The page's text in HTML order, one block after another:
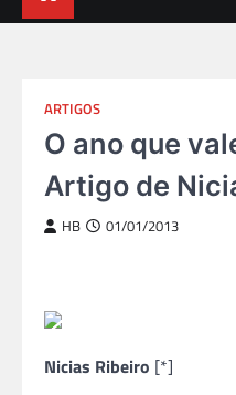
ARTIGOS
O ano que
Artigo de
HB 01/01/2013
Nicias Ribeiro [*]